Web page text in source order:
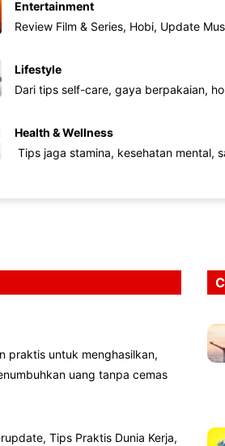
Entertainment
Review Film & Series, Hobi, Update
Lifestyle
Dari tips self-care, gaya berpakaian,
Health & Wellness
Tips jaga stamina, kesehatan mental,
praktis untuk menghasilkan,
uang tanpa cemas
Tips Praktis Dunia Kerja,